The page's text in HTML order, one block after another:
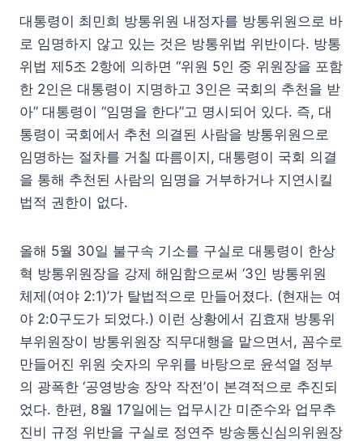
대통령이 최민희 방통위원 내정자를 방통위원으로 바
로 임명하지 않고 있는 것은 방통위법 위반이다. 방통
위법 제5조 2항에 의하면 “위원 5인 중 위원장을 포함
한 2인은 대통령이 지명하고 3인은 국회의 추천을 받
아” 대통령이 “임명을 한다”고 명시되어 있다. 즉, 대
통령이 국회에서 추천 의결된 사람을 방통위원으로
임명하는 절차를 거칠 따름이지, 대통령이 국회 의결
을 통해 추천된 사람의 임명을 거부하거나 지연시킬
법적 권한이 없다.
올해 5월 30일 불구속 기소를 구실로 대통령이 한상
혁 방통위원장을 강제 해임함으로써 ‘3인 방통위원
체제(여야 2:1)’가 탈법적으로 만들어졌다. (현재는 여
야 2:0구도가 되었다.) 이런 상황에서 김효재 방통위
부위원장이 방통위원장 직무대행을 맡으면서, 꼼수로
만들어진 위원 숫자의 우위를 바탕으로 윤석열 정부
의 광폭한 ‘공영방송 장악 작전’이 본격적으로 추진되
었다. 한편, 8월 17일에는 업무시간 미준수와 업무추
진비 규정 위반을 구실로 정연주 방송통신심의위원장